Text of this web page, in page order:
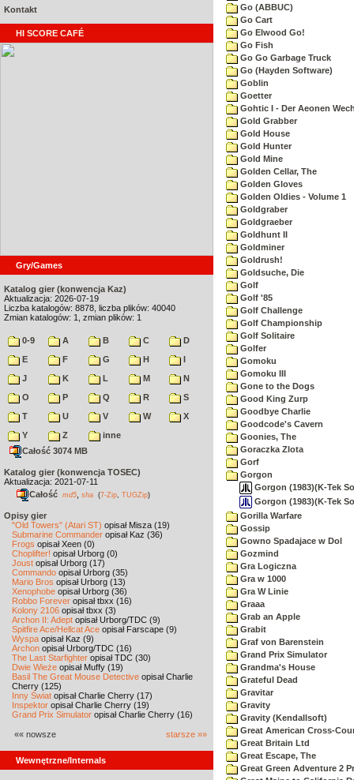
Kontakt
HI SCORE CAFÉ
Gry/Games
Katalog gier (konwencja Kaz)
Aktualizacja: 2026-07-19
Liczba katalogów: 8878, liczba plików: 40040
Zmian katalogów: 1, zmian plików: 1
0-9 A B C
D
E
F G H
I
J
K L M
N
O
P Q R
S
T
U V W
X
Y
Z
inne
Całość 3074 MB
Katalog gier (konwencja TOSEC)
Aktualizacja: 2021-07-11
Całość md5 sha (7-Zip TUGZip)
Opisy gier
"Old Towers" (Atari ST) opisał Misza (19)
Submarine Commander opisał Kaz (36)
Frogs opisał Xeen (0)
Choplifter! opisał Urborg (0)
Joust opisał Urborg (17)
Commando opisał Urborg (35)
Mario Bros opisał Urborg (13)
Xenophobe opisał Urborg (36)
Robbo Forever opisał tbxx (16)
Kolony 2106 opisał tbxx (3)
Archon II: Adept opisał Urborg/TDC (9)
Spitfire Ace/Hellcat Ace opisał Farscape (9)
Wyspa opisał Kaz (9)
Archon opisał Urborg/TDC (16)
The Last Starfighter opisał TDC (30)
Dwie Wieże opisał Muffy (19)
Basil The Great Mouse Detective opisał Charlie
Cherry (125)
Inny Świat opisał Charlie Cherry (17)
Inspektor opisał Charlie Cherry (19)
Grand Prix Simulator opisał Charlie Cherry (16)
«« nowsze starsze »»
Wewnętrzne/Internals
Go (ABBUC)
Go Cart
Go Elwood Go!
Go Fish
Go Go Garbage Truck
Go (Hayden Software)
Goblin
Goetter
Gohtic I - Der Aeonen
Gold Grabber
Gold House
Gold Hunter
Gold Mine
Golden Cellar, The
Golden Gloves
Golden Oldies - Volume 1
Goldgraber
Goldgraeber
Goldhunt II
Goldminer
Goldrush!
Goldsuche, Die
Golf
Golf '85
Golf Challenge
Golf Championship
Golf Solitaire
Golfer
Gomoku
Gomoku III
Gone to the Dogs
Good King Zurp
Goodbye Charlie
Goodcode's Cavern
Goonies, The
Goraczka Zlota
Gorf
Gorgon
Gorgon (1983)(K-Tek
Gorgon (1983)(K-Tek
Gorilla Warfare
Gossip
Gowno Spadajace w Dol
Gozmind
Gra Logiczna
Gra w 1000
Gra W Linie
Graaa
Grab an Apple
Grabit
Graf von Barenstein
Grand Prix Simulator
Grandma's House
Grateful Dead
Gravitar
Gravity
Gravity (Kendallsoft)
Great American Cross-
Great Britain Ltd
Great Escape, The
Great Green Adventure 2